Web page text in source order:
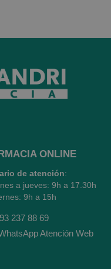
ONLINE
de atención:
a jueves: 9h a 17.30h
9h a 15h
93 237 88 69
Atención Web